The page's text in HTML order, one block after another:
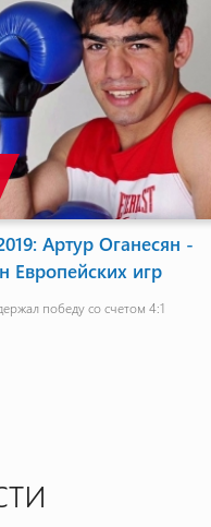
Артур Оганесян -
Европейских игр
победу со счетом 4:1